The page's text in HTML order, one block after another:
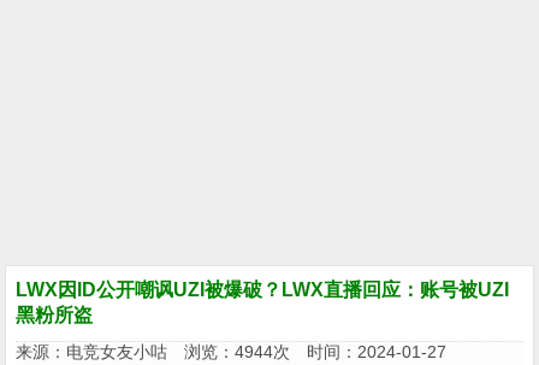
LWX因ID公开嘲讽UZI被爆破？LWX直播回应：账号被UZI
黑粉所盗
来源： 电竞女友小咕 浏览：4944次 时间：2024-01-27